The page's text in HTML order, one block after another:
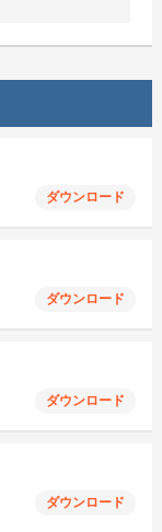
ダウンロード
ダウンロード
ダウンロード
ダウンロード